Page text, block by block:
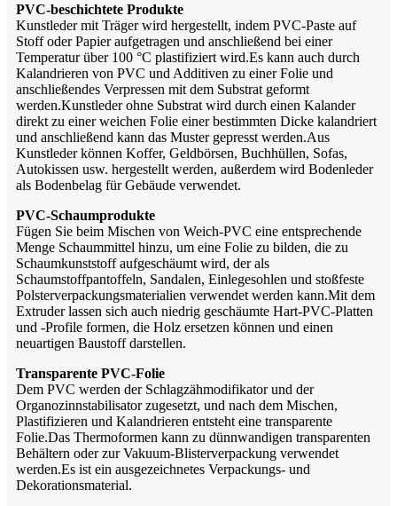
PVC-beschichtete Produkte
Kunstleder mit Träger wird hergestellt, indem PVC-Paste auf
Stoff oder Papier aufgetragen und anschließend bei einer
Temperatur über 100 °C plastifiziert wird.Es kann auch durch
Kalandrieren von PVC und Additiven zu einer Folie und
anschließendes Verpressen mit dem Substrat geformt
werden.Kunstleder ohne Substrat wird durch einen Kalander
direkt zu einer weichen Folie einer bestimmten Dicke kalandriert
und anschließend kann das Muster gepresst werden.Aus
Kunstleder können Koffer, Geldbörsen, Buchhüllen, Sofas,
Autokissen usw. hergestellt werden, außerdem wird Bodenleder
als Bodenbelag für Gebäude verwendet.
PVC-Schaumprodukte
Fügen Sie beim Mischen von Weich-PVC eine entsprechende
Menge Schaummittel hinzu, um eine Folie zu bilden, die zu
Schaumkunststoff aufgeschäumt wird, der als
Schaumstoffpantoffeln, Sandalen, Einlegesohlen und stoßfeste
Polsterverpackungsmaterialien verwendet werden kann.Mit dem
Extruder lassen sich auch niedrig geschäumte Hart-PVC-Platten
und -Profile formen, die Holz ersetzen können und einen
neuartigen Baustoff darstellen.
Transparente PVC-Folie
Dem PVC werden der Schlagzähmodifikator und der
Organozinnstabilisator zugesetzt, und nach dem Mischen,
Plastifizieren und Kalandrieren entsteht eine transparente
Folie.Das Thermoformen kann zu dünnwandigen transparenten
Behältern oder zur Vakuum-Blisterverpackung verwendet
werden.Es ist ein ausgezeichnetes Verpackungs- und
Dekorationsmaterial.